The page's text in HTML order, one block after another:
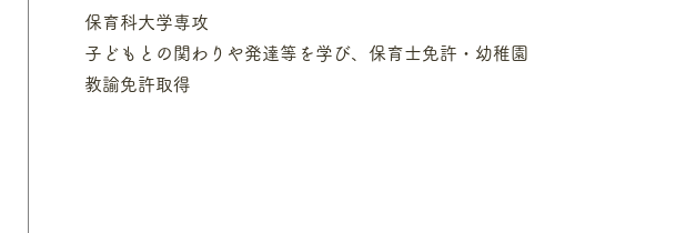
保育科大学専攻
子どもとの関わりや発達等を学び、保育士免許・幼稚園
教諭免許取得